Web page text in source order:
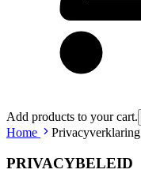
Add products to your cart.
Home Privacyverklaring
PRIVACYBELEID